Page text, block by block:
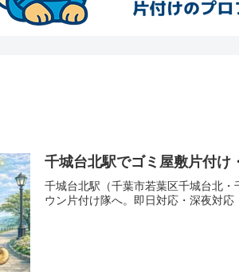
千城台北駅でゴミ屋敷片付け
千城台北駅（千葉市若葉区千城台北
ウン片付け隊へ。即日対応・深夜対応